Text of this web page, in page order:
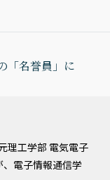
「名誉員」に
理工学部 電気電子
電子情報通信学